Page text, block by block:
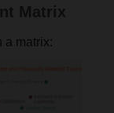
Matrix
a matrix: